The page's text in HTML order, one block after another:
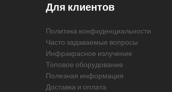
Для клиентов
Политика конфиденциальности
Часто задаваемые вопросы
Инфракрасное излучение
Топовое оборудование
Полезная информация
Доставка и оплата